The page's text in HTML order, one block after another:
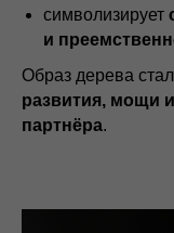
символизирует
и
Образ дерева стал
развития, мощи
партнёра.